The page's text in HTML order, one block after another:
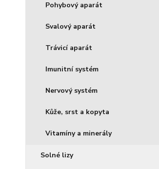
Pohybový aparát
Svalový aparát
Trávicí aparát
Imunitní systém
Nervový systém
Kůže, srst a kopyta
Vitamíny a minerály
Solné lizy